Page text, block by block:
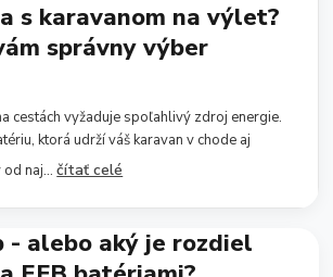
s karavanom na výlet?
správny výber
cestách vyžaduje spoľahlivý zdroj energie.
ktorá udrží váš karavan v chode aj
od naj...čítať celé